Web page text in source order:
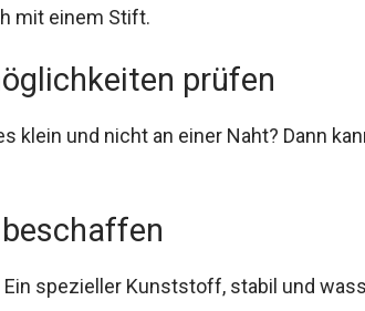
mit einem Stift.
prüfen
klein und nicht an einer Naht? Dann
Ein spezieller Kunststoff, stabil und